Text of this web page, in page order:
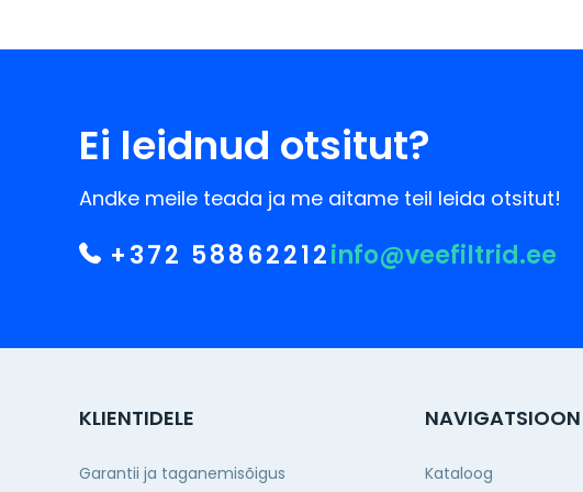
Ei leidnud otsitut?
Andke meile teada ja me aitame teil leida otsitut!
+372 58862212info@veefiltrid.ee
KLIENTIDELE
Garantii ja taganemisõigus
NAVIGATSIOON
Kataloog